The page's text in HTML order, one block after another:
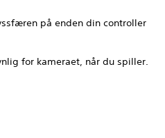
på enden din controller
for kameraet, når du spiller.